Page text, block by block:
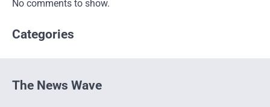
No comments to show.
Categories
The News Wave